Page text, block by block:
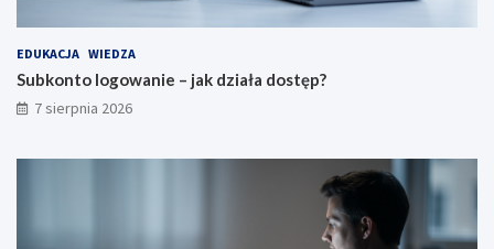
EDUKACJA WIEDZA
Subkonto logowanie – jak działa dostęp?
7 sierpnia 2026